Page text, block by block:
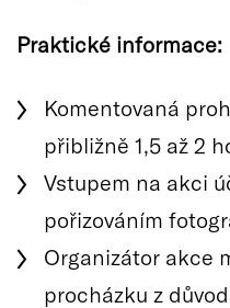
Praktické informace:
Komentovaná
přibližně 1,5 až 2
Vstupem na akci
pořizováním
Organizátor akce
procházku z